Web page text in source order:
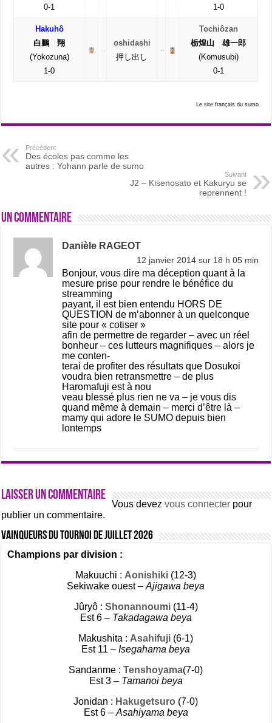
0-1
1-0
Hakuhô
白鵬 翔
(Yokozuna)
1-0
oshidashi
押し出し
Tochiôzan
栃煌山 雄一郎
(Komusubi)
0-1
Le site français du sumo
Précédent
Des écoles pas comme les
autres : Yohann parle de sumo
Suivant
J2 – Kisenosato et Kakuryu se
reprennent !
Un commentaire
Danièle RAGEOT
12 janvier 2014 sur 18 h 05 min
Bonjour, vous dire ma déception quant à la
mesure prise pour rendre le bénéfice du
streamming
payant, il est bien entendu HORS DE
QUESTION de m’abonner à un quelconque
site pour « cotiser »
afin de permettre de regarder – avec un réel
bonheur – ces lutteurs magnifiques – alors je
me conten-
terai de profiter des résultats que Dosukoi
voudra bien retransmettre – de plus
Haromafuji est à nou
veau blessé plus rien ne va – je vous dis
quand même à demain – merci d’être là –
mamy qui adore le SUMO depuis bien
lontemps
Laisser un commentaire
Vous devezvous connecter pour
publier un commentaire.
Vainqueurs du tournoi de Juillet 2026
Champions par division :
Makuuchi :Aonishiki (12-3)
Sekiwake ouest –Ajigawa beya
Jûryô : Shonannoumi (11-4)
Est 6 – Takadagawa beya
Makushita :Asahifuji (6-1)
Est 11 –Isegahama beya
Sandanme :Tenshoyama(7-0)
Est 3 – Tamanoi beya
Jonidan : Hakugetsuro (7-0)
Est 6 –Asahiyama beya